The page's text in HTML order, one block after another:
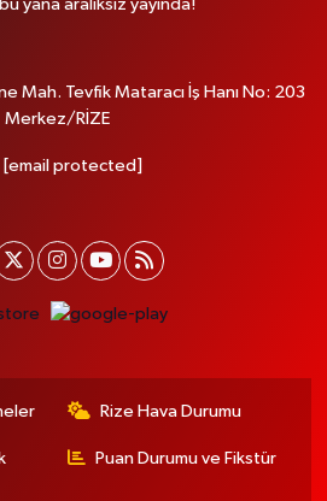
yana aralıksız yayında!
Mah. Tevfik Mataracı İş Hanı No: 203
Merkez/RİZE
[email protected]
Rize Hava Durumu
Puan Durumu ve Fikstür